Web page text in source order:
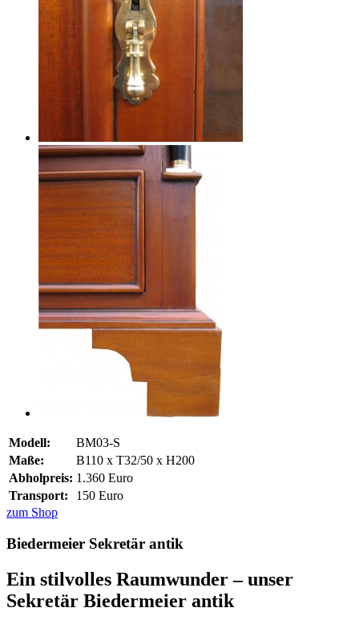
Modell:
BM03-S
Maße:
B110 x T32/50 x H200
Abholpreis: 1.360 Euro
Transport:
150 Euro
zum Shop
Biedermeier Sekretär antik
Ein stilvolles Raumwunder – unser
Sekretär Biedermeier antik